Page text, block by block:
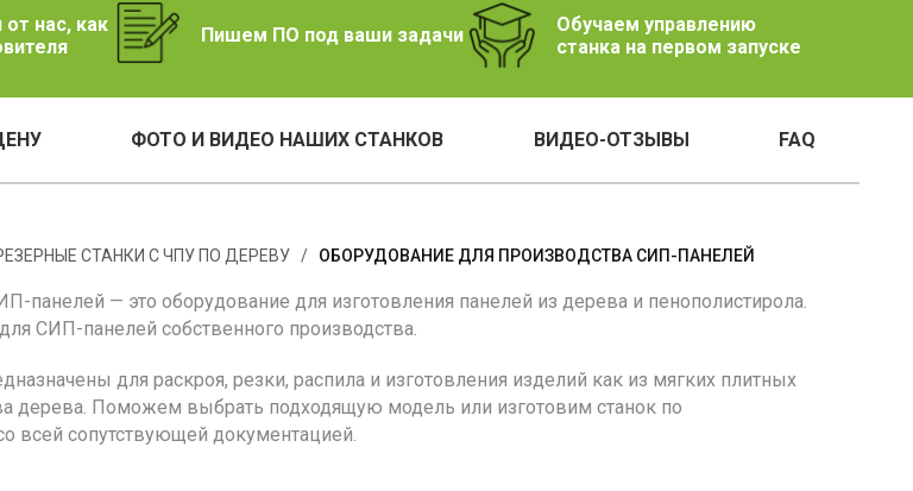
нас, как
Пишем ПО под ваши задачи
Обучаем управлению
станка на первом запуске
ФОТО И ВИДЕО НАШИХ СТАНКОВ ВИДЕО-ОТЗЫВЫ FAQ
СТАНКИ С ЧПУ ПО ДЕРЕВУ / ОБОРУДОВАНИЕ ДЛЯ ПРОИЗВОДСТВА СИП-ПАНЕЛЕЙ
панелей — это оборудование для изготовления панелей из дерева и пенополистирола.
СИП-панелей собственного производства.
для раскроя, резки, распила и изготовления изделий как из мягких плитных
дерева. Поможем выбрать подходящую модель или изготовим станок по
всей сопутствующей документацией.